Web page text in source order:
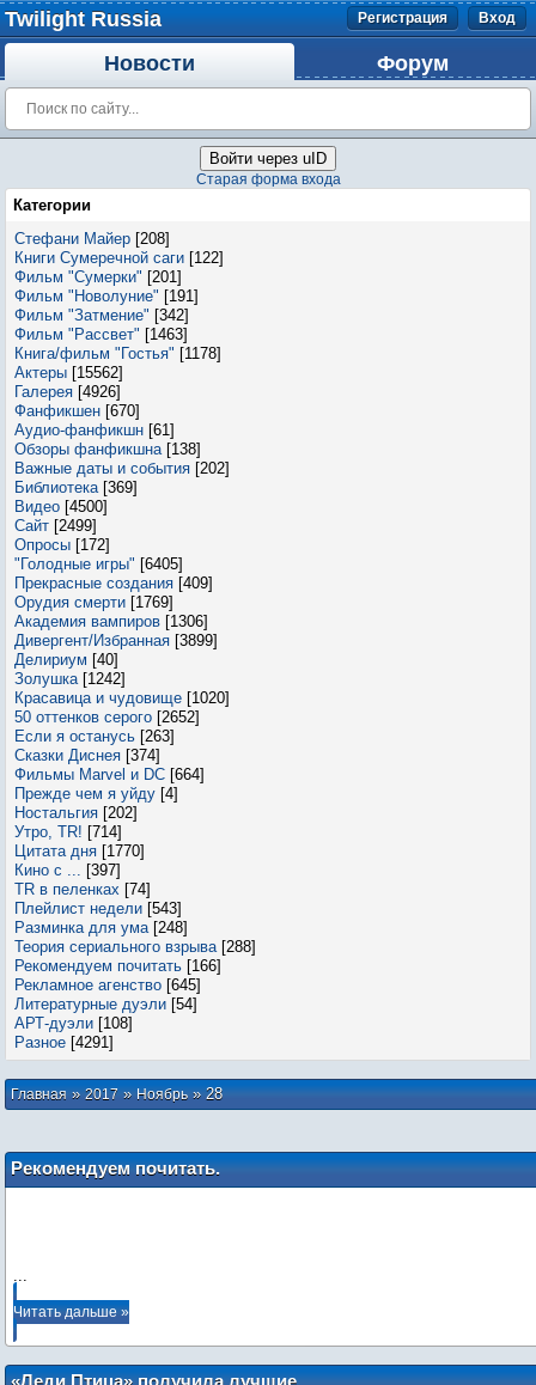
Twilight Russia Регистрация Вход
Новости Форум
Войти через uID
Старая форма входа
Категории
Стефани Майер [208]
Книги Сумеречной саги [122]
Фильм "Сумерки" [201]
Фильм "Новолуние" [191]
Фильм "Затмение" [342]
Фильм "Рассвет" [1463]
Книга/фильм "Гостья" [1178]
Актеры [15562]
Галерея [4926]
Фанфикшен [670]
Аудио-фанфикшн [61]
Обзоры фанфикшна [138]
Важные даты и события [202]
Библиотека [369]
Видео [4500]
Сайт [2499]
Опросы [172]
"Голодные игры" [6405]
Прекрасные создания [409]
Орудия смерти [1769]
Академия вампиров [1306]
Дивергент/Избранная [3899]
Делириум [40]
Золушка [1242]
Красавица и чудовище [1020]
50 оттенков серого [2652]
Если я останусь [263]
Сказки Диснея [374]
Фильмы Marvel и DC [664]
Прежде чем я уйду [4]
Ностальгия [202]
Утро, TR! [714]
Цитата дня [1770]
Кино с ... [397]
TR в пеленках [74]
Плейлист недели [543]
Разминка для ума [248]
Теория сериального взрыва [288]
Рекомендуем почитать [166]
Рекламное агенство [645]
Литературные дуэли [54]
АРТ-дуэли [108]
Разное [4291]
Главная»2017 » Ноябрь » 28
Рекомендуем почитать.
Vivian_Darkbloom
...
Читать дальше »
«Леди Птица» получила лучшие